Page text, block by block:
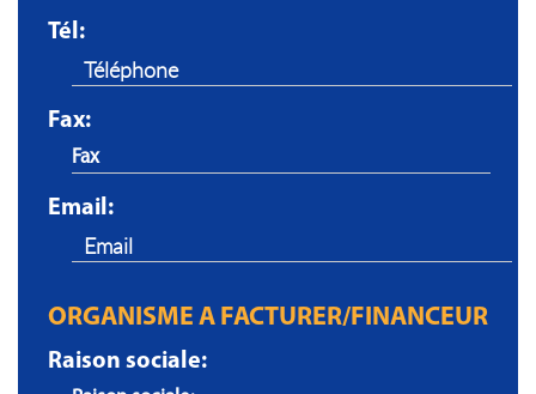
Tél:
Fax:
Email:
ORGANISME A FACTURER/FINANCEUR
Raison sociale: